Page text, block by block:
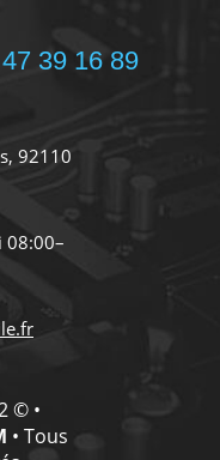
39 16 89
92110
08:00–
© •
• Tous